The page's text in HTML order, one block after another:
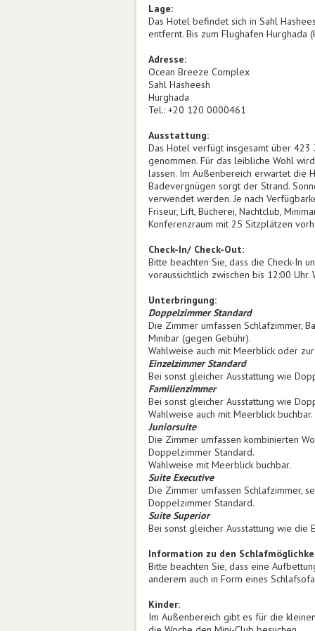
Lage:
Das Hotel befindet sich in Sahl
entfernt. Bis zum Flughafen Hurghada
Adresse:
Ocean Breeze Complex
Sahl Hasheesh
Hurghada
Tel.: +20 120 0000461
Ausstattung:
Das Hotel verfügt insgesamt über 423
genommen. Für das leibliche Wohl
lassen. Im Außenbereich erwartet die
Badevergnügen sorgt der Strand.
verwendet werden. Je nach
Friseur, Lift, Bücherei, Nachtclub,
Konferenzraum mit 25 Sitzplätzen
Check-In/ Check-Out:
Bitte beachten Sie, dass die Check-In
voraussichtlich zwischen bis 12:00
Unterbringung:
Doppelzimmer Standard
Die Zimmer umfassen Schlafzimmer,
Minibar (gegen Gebühr).
Wahlweise auch mit Meerblick oder
Einzelzimmer Standard
Bei sonst gleicher Ausstattung wie
Familienzimmer
Bei sonst gleicher Ausstattung wie
Wahlweise auch mit Meerblick buchbar.
Juniorsuite
Die Zimmer umfassen kombinierten
Doppelzimmer Standard.
Wahlweise mit Meerblick buchbar.
Suite Executive
Die Zimmer umfassen Schlafzimmer,
Doppelzimmer Standard.
Suite Superior
Bei sonst gleicher Ausstattung wie die
Information zu den
Bitte beachten Sie, dass eine
anderem auch in Form eines
Kinder:
Im Außenbereich gibt es für die